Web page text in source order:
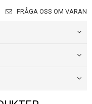
FRÅGA OSS OM VARAN